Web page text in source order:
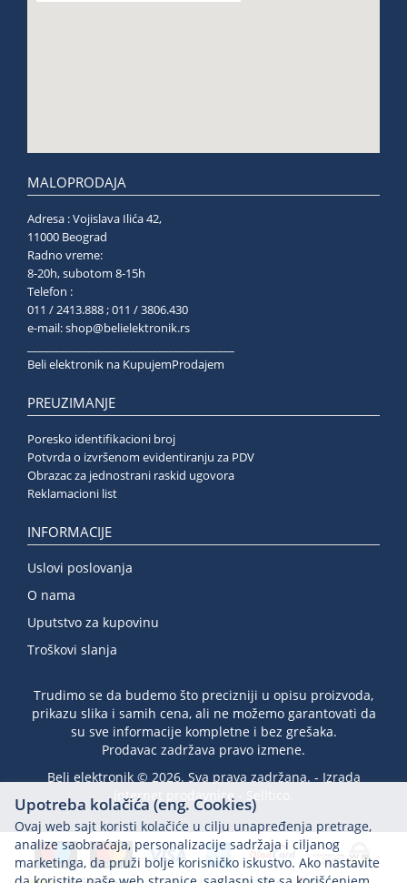
MALOPRODAJA
Adresa : Vojislava Ilića 42,
11000 Beograd
Radno vreme:
8-20h, subotom 8-15h
Telefon :
011 / 2413.888 ; 011 / 3806.430
e-mail:shop@belielektronik.rs
Beli elektronik na KupujemProdajem
PREUZIMANJE
Poresko identifikacioni broj
Potvrda o izvršenom evidentiranju za PDV
Obrazac za jednostrani raskid ugovora
Reklamacioni list
INFORMACIJE
Uslovi poslovanja
O nama
Uputstvo za kupovinu
Troškovi slanja
Trudimo se da budemo što precizniji u opisu proizvoda,
prikazu slika i samih cena, ali ne možemo garantovati da
su sve informacije kompletne i bez grešaka.
Prodavac zadržava pravo izmene.
Beli elektronik © 2026. Sva prava zadržana. - Izrada
internet prodavnice
Selltico.
Upotreba kolačića (eng. Cookies)
Ovaj web sajt koristi kolačiće u cilju unapređenja pretrage,
analize saobraćaja, personalizacije sadržaja i ciljanog
marketinga, da pruži bolje korisničko iskustvo. Ako nastavite